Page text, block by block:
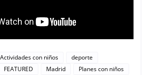
Actividades con niños
deporte
FEATURED Madrid
Planes con niños